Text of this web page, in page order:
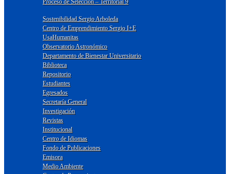
Sostenibilidad Sergio Arboleda
Centro de Emprendimiento Sergio I+E
UsaHumanitas
Observatorio Astronómico
Departamento de Bienestar Universitario
Biblioteca
Repositorio
Estudiantes
Egresados
Secretaría General
Investigación
Revistas
Institucional
Centro de Idiomas
Fondo de Publicaciones
Emisora
Medio Ambiente